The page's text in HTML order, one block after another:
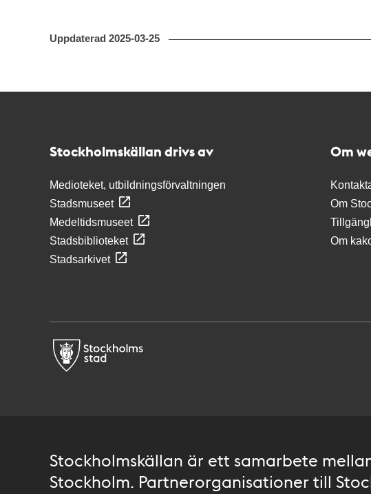
Uppdaterad 2025-03-25
Stockholmskällan drivs av
Medioteket, utbildningsförvaltningen
Stadsmuseet
Medeltidsmuseet
Stadsbiblioteket
Stadsarkivet
Om
Om
Om
Stockholmskällan är ett samarbete
Stockholm. Partnerorganisationer till